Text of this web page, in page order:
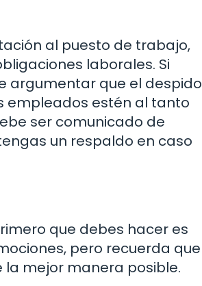
al puesto de trabajo,
laborales. Si
argumentar que el despido
empleados estén al tanto
ser comunicado de
un respaldo en caso
que debes hacer es
pero recuerda que
mejor manera posible.